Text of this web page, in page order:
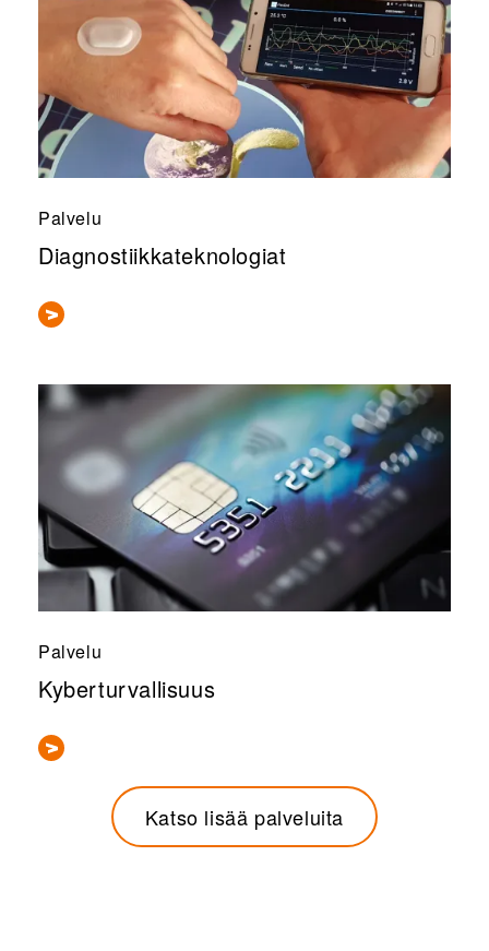
Palvelu
Diagnostiikkateknologiat
Palvelu
Kyberturvallisuus
Katso lisää palveluita